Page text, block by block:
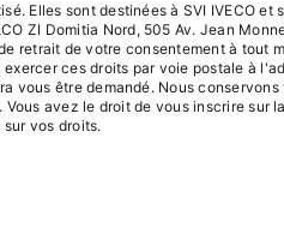
Elles sont destinées à SVI IVECO et
ZI Domitia Nord, 505 Av. Jean
retrait de votre consentement à tout
ces droits par voie postale à
vous être demandé. Nous conservons
avez le droit de vous inscrire sur
vos droits.